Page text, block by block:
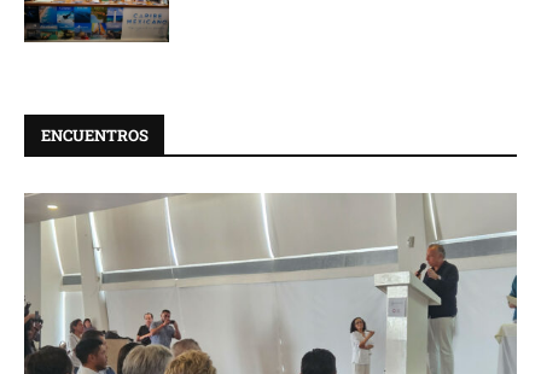
ENCUENTROS